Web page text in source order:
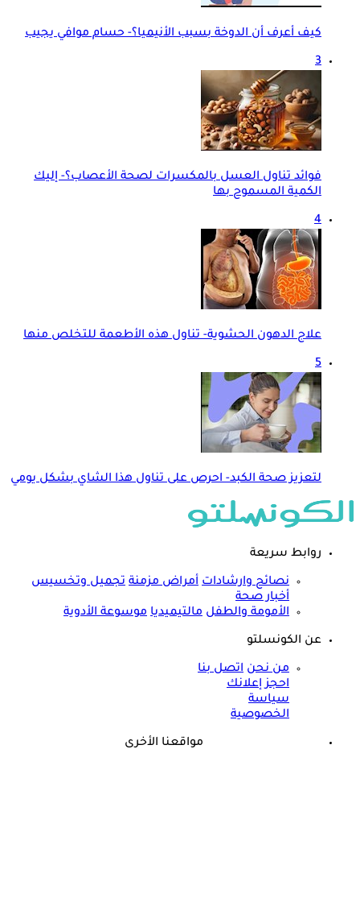
كيف أعرف أن الدوخة بسبب الأنيميا؟- حسام موافي يجيب
3
فوائد تناول العسل بالمكسرات لصحة الأعصاب؟- إليك
الكمية المسموح بها
4
علاج الدهون الحشوية- تناول هذه الأطعمة للتخلص منها
5
لتعزيز صحة الكبد- احرص على تناول هذا الشاي بشكل يومي
روابط سريعة
نصائح وارشادات أمراض مزمنة تجميل وتخسيس
أخبار صحة
الأمومة والطفل مالتيميديا موسوعة الأدوية
عن الكونسلتو
من نحن اتصل بنا
احجز إعلانك
سياسة
الخصوصية
مواقعنا الأخرى